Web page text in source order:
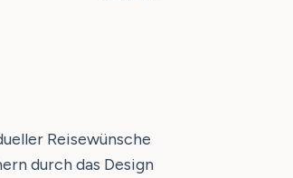
Reisewünsche
durch das Design